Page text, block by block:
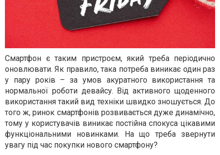
Смартфон є таким пристроєм, який треба періодично
оновлювати. Як правило, така потреба виникає один раз
у пару років – за умов акуратного використання та
нормальної роботи девайсу. Від активного щоденного
використання такий вид техніки швидко зношується. До
того ж, ринок смартфонів розвивається дуже динамічно,
тому у користувачів виникає постійна спокуса цікавими
функціональними новинками. На що треба звернути
увагу під час покупки нового смартфону?